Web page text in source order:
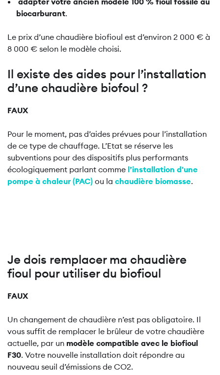
biocarburant.
Le prix d’une chaudière biofioul est d’environ 2 000 € à
8 000 € selon le modèle choisi.
Il existe des aides pour l’installation
d’une chaudière biofoul ?
FAUX
Pour le moment, pas d’aides prévues pour l’installation
de ce type de chauffage. L’Etat se réserve les
subventions pour des dispositifs plus performants
écologiquement parlant comme l’installation d'une
pompe à chaleur (PAC) ou la chaudière biomasse.
Je dois remplacer ma chaudière
fioul pour utiliser du biofioul
FAUX
Un changement de chaudière n’est pas obligatoire. Il
vous suffit de remplacer le brûleur de votre chaudière
actuelle, par un modèle compatible avec le biofioul
F30. Votre nouvelle installation doit répondre au
nouveau seuil d’émissions de CO2.